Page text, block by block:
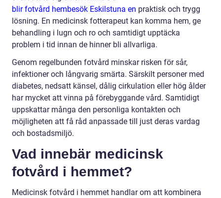
blir fotvård hembesök Eskilstuna en praktisk och trygg
lösning. En medicinsk fotterapeut kan komma hem, ge
behandling i lugn och ro och samtidigt upptäcka
problem i tid innan de hinner bli allvarliga.
Genom regelbunden fotvård minskar risken för sår,
infektioner och långvarig smärta. Särskilt personer med
diabetes, nedsatt känsel, dålig cirkulation eller hög ålder
har mycket att vinna på förebyggande vård. Samtidigt
uppskattar många den personliga kontakten och
möjligheten att få råd anpassade till just deras vardag
och bostadsmiljö.
Vad innebär medicinsk
fotvård i hemmet?
Medicinsk fotvård i hemmet handlar om att kombinera